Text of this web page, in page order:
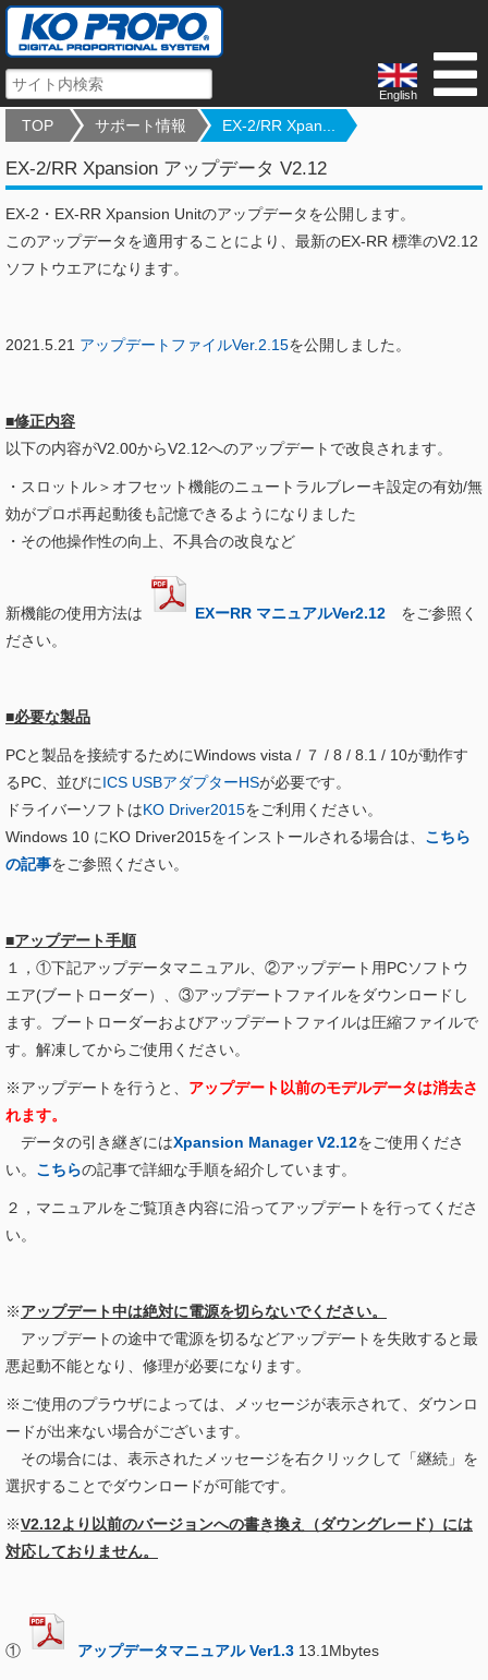
English
TOP サポート情報 EX-2/RR Xpan...
EX-2/RR Xpansion アップデータ V2.12
EX-2・EX-RR Xpansion Unitのアップデータを公開します。
このアップデータを適用することにより、最新のEX-RR 標準のV2.12
ソフトウエアになります。
2021.5.21 アップデートファイルVer.2.15を公開しました。
■修正内容
以下の内容がV2.00からV2.12へのアップデートで改良されます。
・スロットル＞オフセット機能のニュートラルブレーキ設定の有効/無
効がプロポ再起動後も記憶できるようになりました
・その他操作性の向上、不具合の改良など
新機能の使用方法は EXーRR マニュアルVer2.12 をご参照く
ださい。
■必要な製品
PCと製品を接続するためにWindows vista / ７ / 8 / 8.1 / 10が動作す
るPC、並びにICS USBアダプターHSが必要です。
ドライバーソフトはKO Driver2015をご利用ください。
Windows 10 にKO Driver2015をインストールされる場合は、 こちら
の記事をご参照ください。
■アップデート手順
１，①下記アップデータマニュアル、②アップデート用PCソフトウ
エア(ブートローダー）、③アップデートファイルをダウンロードし
ます。ブートローダーおよびアップデートファイルは圧縮ファイルで
す。解凍してからご使用ください。
※アップデートを行うと、 アップデート以前のモデルデータは消去さ
れます。
データの引き継ぎにはXpansion Manager V2.12をご使用くださ
い。 こちらの記事で詳細な手順を紹介しています。
２，マニュアルをご覧頂き内容に沿ってアップデートを行ってくださ
い。
※アップデート中は絶対に電源を切らないでください。
アップデートの途中で電源を切るなどアップデートを失敗すると最
悪起動不能となり、修理が必要になります。
※ご使用のプラウザによっては、メッセージが表示されて、ダウンロ
ードが出来ない場合がございます。
その場合には、表示されたメッセージを右クリックして「継続」を
選択することでダウンロードが可能です。
※V2.12より以前のバージョンへの書き換え（ダウングレード）には
対応しておりません。
① アップデータマニュアル Ver1.3 13.1Mbytes